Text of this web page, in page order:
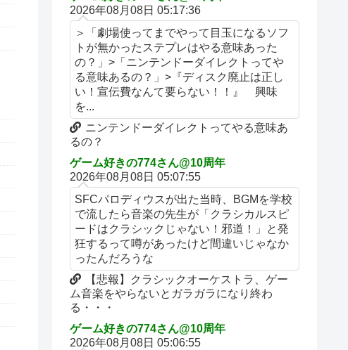
2026年08月08日 05:17:36
＞「劇場使ってまでやって目玉になるソフ
トが無かったステプレはやる意味あった
の？」>「ニンテンドーダイレクトってや
る意味あるの？」>『ディスク廃止は正し
い！宣伝費なんて要らない！！』 興味
を...
ニンテンドーダイレクトってやる意味あ
るの？
ゲーム好きの774さん@10周年
2026年08月08日 05:07:55
SFCパロディウスが出た当時、BGMを学校
で流したら音楽の先生が「クラシカルスピ
ードはクラシックじゃない！邪道！」と発
狂するって噂があったけど間違いじゃなか
ったんだろうな
【悲報】クラシックオーケストラ、ゲー
ム音楽をやらないとガラガラになり終わ
る・・・
ゲーム好きの774さん@10周年
2026年08月08日 05:06:55